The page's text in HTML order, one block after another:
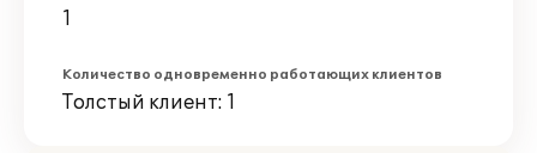
1
Количество одновременно работающих клиентов
Толстый клиент: 1